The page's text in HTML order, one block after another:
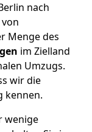
nach
Menge des
im Zielland
Umzugs.
wir die
kennen.
wenige